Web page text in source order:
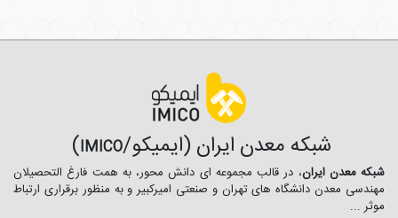
شبکه معدن ایران (ایمیکو/IMICO
)
شبکه معدن ایران، در قالب مجموعه ای دانش محور، به همت فارغ­ التحصیلان
مهندسی معدن دانشگاه ­های تهران و صنعتی امیرکبیر و به منظور برقراری ارتباط
موثر ...